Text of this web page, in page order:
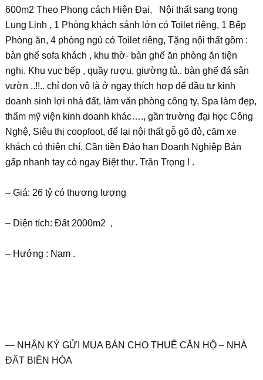
600m2 Theo Phong cách Hiện Đại, Nội thất sang trọng
Lung Linh , 1 Phòng khách sảnh lớn có Toilet riêng, 1 Bếp
Phòng ăn, 4 phòng ngủ có Toilet riêng, Tặng nội thất gồm :
bàn ghế sofa khách , khu thờ- bàn ghế ăn phòng ăn tiện
nghi. Khu vục bếp , quầy rượu, giường tủ.. bàn ghế đá sân
vườn ..!!.. chỉ dọn vô là ở ngay thích hợp để đầu tư kinh
doanh sinh lợi nhà đất, làm văn phòng công ty, Spa làm đẹp,
thẩm mỹ viện kinh doanh khác…., gần trường đại học Công
Nghệ, Siêu thị coopfoot, để lại nội thất gỗ gõ đỏ, căm xe
khách có thiện chí, Cần tiền Đáo hạn Doanh Nghiệp Bán
gấp nhanh tay có ngay Biệt thự. Trân Trọng ! .
– Giá: 26 tỷ có thương lượng
– Diện tích: Đất 2000m2 ,
– Hướng : Nam .
— NHẬN KÝ GỬI MUA BÁN CHO THUÊ CĂN HỘ – NHÀ
ĐẤT BIÊN HÒA